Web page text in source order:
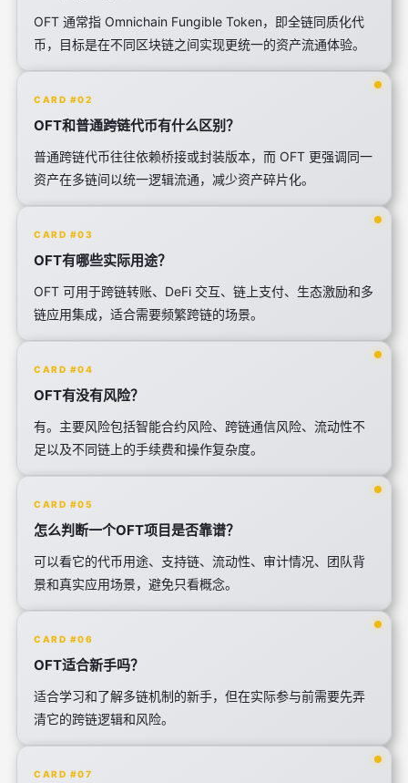
OFT 通常指 Omnichain Fungible Token，即全链同质化代
币，目标是在不同区块链之间实现更统一的资产流通体验。
CARD #02
OFT和普通跨链代币有什么区别？
普通跨链代币往往依赖桥接或封装版本，而 OFT 更强调同一
资产在多链间以统一逻辑流通，减少资产碎片化。
CARD #03
OFT有哪些实际用途？
OFT 可用于跨链转账、DeFi 交互、链上支付、生态激励和多
链应用集成，适合需要频繁跨链的场景。
CARD #04
OFT有没有风险？
有。主要风险包括智能合约风险、跨链通信风险、流动性不
足以及不同链上的手续费和操作复杂度。
CARD #05
怎么判断一个OFT项目是否靠谱？
可以看它的代币用途、支持链、流动性、审计情况、团队背
景和真实应用场景，避免只看概念。
CARD #06
OFT适合新手吗？
适合学习和了解多链机制的新手，但在实际参与前需要先弄
清它的跨链逻辑和风险。
CARD #07